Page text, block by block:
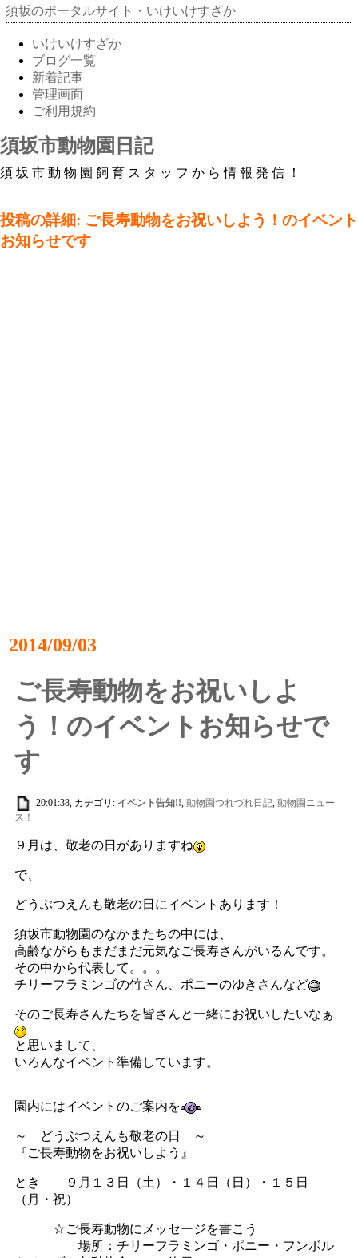
須坂のポータルサイト・いけいけすざか
いけいけすざか
ブログ一覧
新着記事
管理画面
ご利用規約
須坂市動物園日記
須坂市動物園飼育スタッフから情報発信！
投稿の詳細: ご長寿動物をお祝いしよう！のイベント
お知らせです
2014/09/03
ご長寿動物をお祝いしよ
う！のイベントお知らせで
す
20:01:38, カテゴリ: イベント告知!!,動物園つれづれ日記,動物園ニュー
ス！
９月は、敬老の日がありますね
で、
どうぶつえんも敬老の日にイベントあります！
須坂市動物園のなかまたちの中には、
高齢ながらもまだまだ元気なご長寿さんがいるんです。
その中から代表して。。。
チリーフラミンゴの竹さん、ポニーのゆきさんなど
そのご長寿さんたちを皆さんと一緒にお祝いしたいなぁ
と思いまして、
いろんなイベント準備しています。
園内にはイベントのご案内を
～ どうぶつえんも敬老の日 ～
『ご長寿動物をお祝いしよう』
とき ９月１３日（土）・１４日（日）・１５日
（月・祝）
☆ご長寿動物にメッセージを書こう
場所：チリーフラミンゴ・ポニー・フンボル